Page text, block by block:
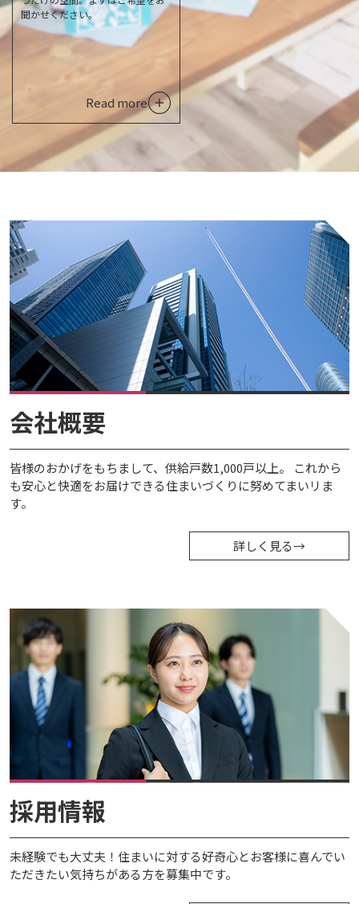
聞かせください。
Read more
会社概要
皆様のおかげをもちまして、供給戸数1,000戸以上。 これから
も安心と快適をお届けできる住まいづくりに努めてまいリま
す。
詳しく見る→
採用情報
未経験でも大丈夫！住まいに対する好奇心とお客様に喜んでい
ただきたい気持ちがある方を募集中です。